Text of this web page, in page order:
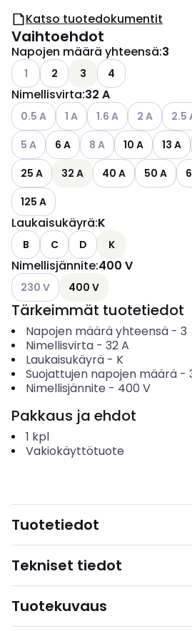
Katso tuotedokumentit
Vaihtoehdot
Napojen määrä yhteensä:3
Katso käytettävissä olevat
1 2 3 4
Nimellisvirta:32 A
Katso käytettävissä olevat
0.5 A Katso käytettävissä olevat
1 A Katso käytettävissä
1.6 A Katso
2 A 2.5
Katso käytettävissä olevat
5 A 6 A Katso käytettävissä
8 A 10 A 13 A
25 A
32 A 40 A 50 A
125 A
Laukaisukäyrä:K
B C D K
Nimellisjännite:400 V
Katso käytettävissä olevat
230 V 400 V
Tärkeimmät tuotetiedot
Napojen määrä yhteensä- 3
Nimellisvirta- 32A
Laukaisukäyrä- K
Suojattujen napojen määrä-
Nimellisjännite - 400 V
Pakkaus ja ehdot
1 kpl
Vakiokäyttötuote
Tuotetiedot
Tekniset tiedot
Tuotekuvaus